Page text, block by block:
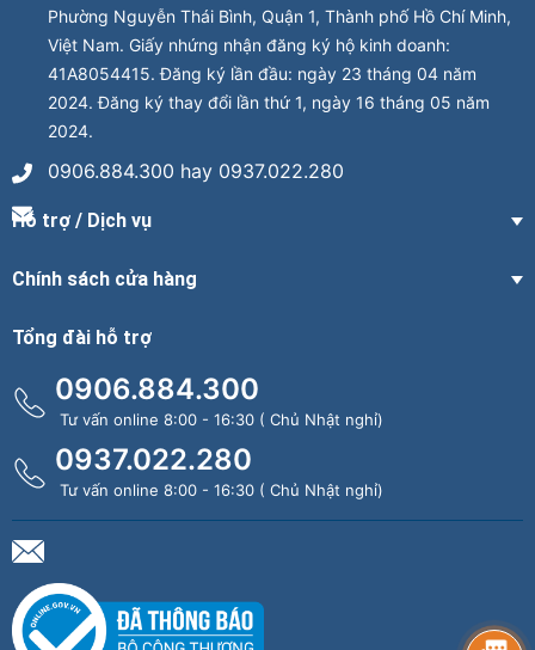
Phường Nguyễn Thái Bình, Quận 1, Thành phố Hồ Chí Minh,
Việt Nam. Giấy nhứng nhận đăng ký hộ kinh doanh:
41A8054415. Đăng ký lần đầu: ngày 23 tháng 04 năm
2024. Đăng ký thay đổi lần thứ 1, ngày 16 tháng 05 năm
2024.
0906.884.300 hay 0937.022.280
Hỗ trợ / Dịch vụ
Chính sách cửa hàng
Tổng đài hỗ trợ
0906.884.300
Tư vấn online 8:00 - 16:30 ( Chủ Nhật nghỉ)
0937.022.280
Tư vấn online 8:00 - 16:30 ( Chủ Nhật nghỉ)